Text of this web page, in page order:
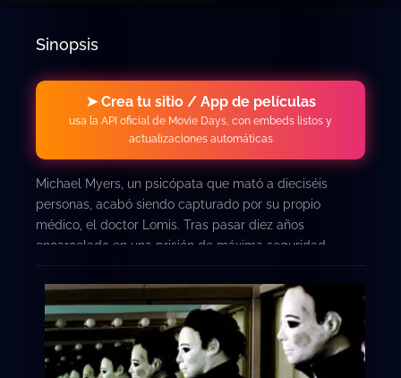
Sinopsis
➤ Crea tu sitio / App de películas
usa la API oficial de Movie Days, con embeds listos y
actualizaciones automáticas
Michael Myers, un psicópata que mató a dieciséis
personas, acabó siendo capturado por su propio
médico, el doctor Lomis. Tras pasar diez años
encarcelado en una prisión de máxima seguridad,
Mental de Richmond. Pero inexplicablemente se vuelve
a escapar con el fin de asesinar a su único familiar vivo,
su sobrina Jamie Lloyd. De nuevo el doctor Lomis
intentará atraparlo.